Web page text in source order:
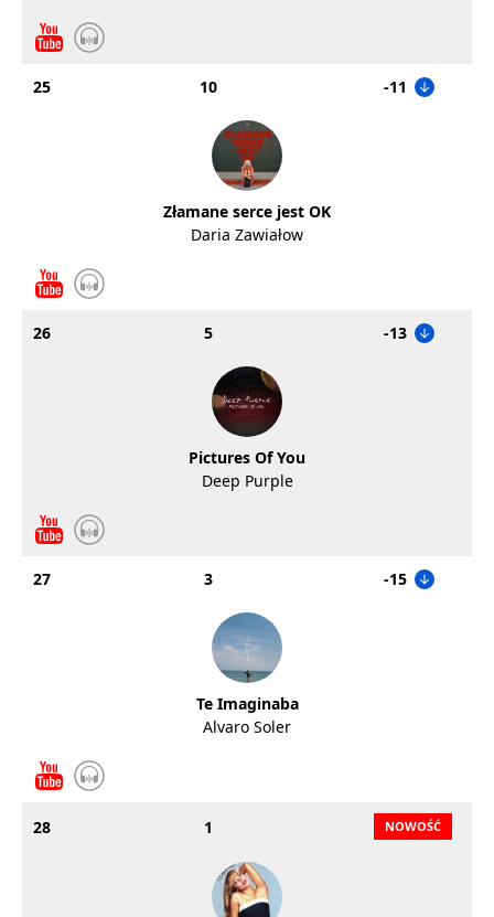
25 10 -11
Złamane serce jest OK
Daria Zawiałow
26 5 -13
Pictures Of You
Deep Purple
27 3 -15
Te Imaginaba
Alvaro Soler
28 1